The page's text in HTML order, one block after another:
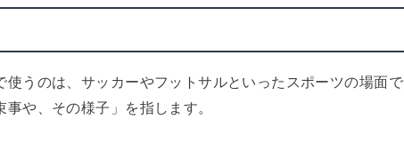
使うのは、サッカーやフットサルといったスポーツの場面で
や、その様子」を指します。